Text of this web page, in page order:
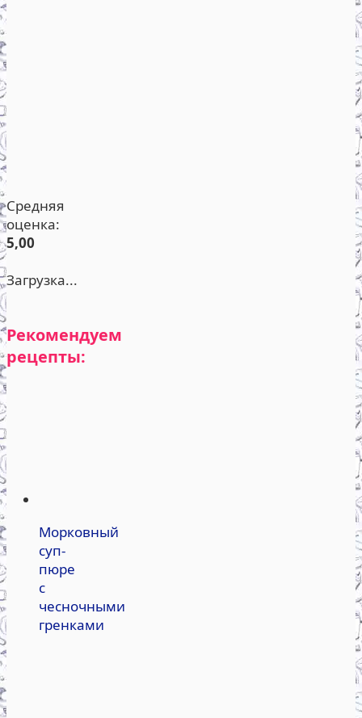
Средняя
оценка:
5,00
Загрузка...
Рекомендуем
рецепты:
Морковный
суп-
пюре
с
чесночными
гренками